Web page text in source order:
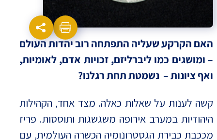
האם הקרקע שעליה התפתחה רוב יהדות העולם
– ומושגים כמו ליברליזם, זכויות אדם, לאומיות,
ואף ציונות – נשמטת תחת רגלנו?
קשה לענות על שאלות כאלה. מצד אחד, הקהילות
היהודיות במערב אירופה משגשגות ותוססות. פריז
מככבת כבירת הגסטרונומיה הכשרה העולמית, עם